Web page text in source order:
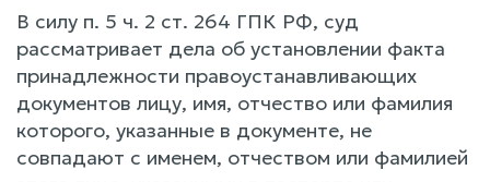
В силу п. 5 ч. 2 ст. 264 ГПК РФ, суд
рассматривает дела об установлении факта
принадлежности правоустанавливающих
документов лицу, имя, отчество или фамилия
которого, указанные в документе, не
совпадают с именем, отчеством или фамилией